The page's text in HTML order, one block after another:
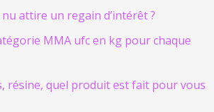
attire un regain d’intérêt ?
MMA ufc en kg pour chaque
résine, quel produit est fait pour vous